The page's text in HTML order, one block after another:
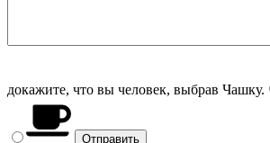
докажите, что вы человек, выбрав Чашку.